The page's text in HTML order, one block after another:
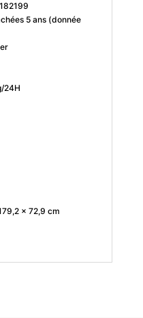
5 ans (donnée
24H
x 72,9 cm